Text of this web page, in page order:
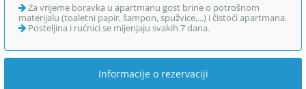
Za vrijeme boravka u apartmanu gost brine o potrošnom
materijalu (toaletni papir, šampon, spužvice,...) i čistoći apartmana.
Posteljina i rućnici se mijenjaju svakih 7 dana.
Informacije o rezervaciji